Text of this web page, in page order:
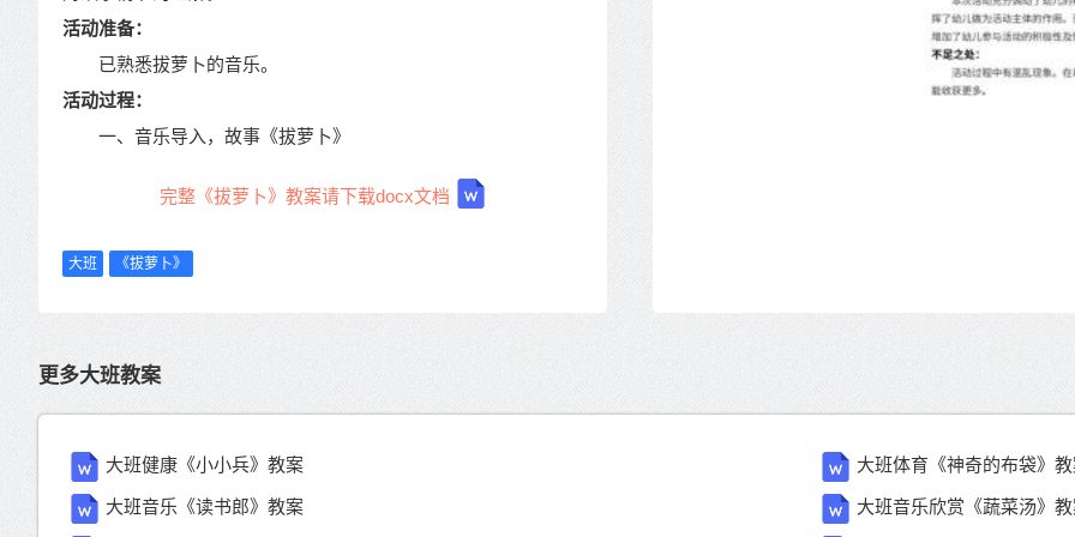
活动准备：
已熟悉拔萝卜的音乐。
活动过程：
一、音乐导入，故事《拔萝卜》
完整《拔萝卜》教案请下载docx文档
大班 《拔萝卜》
更多大班教案
大班健康《小小兵》教案 大班体育《神奇的布袋》
大班音乐《读书郎》教案 大班音乐欣赏《蔬菜汤》